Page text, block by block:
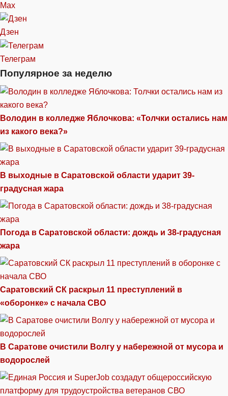
Max
Дзен
Телеграм
Популярное за неделю
Володин в колледже Яблочкова: «Толчки остались нам
из какого века?»
В выходные в Саратовской области ударит 39-
градусная жара
Погода в Саратовской области: дождь и 38-градусная
жара
Саратовский СК раскрыл 11 преступлений в
«оборонке» с начала СВО
В Саратове очистили Волгу у набережной от мусора и
водорослей